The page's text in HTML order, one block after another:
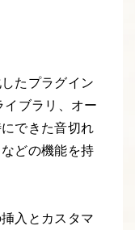
たプラグイン
ブラリ、オー
できた音切れ
どの機能を持
入とカスタマ